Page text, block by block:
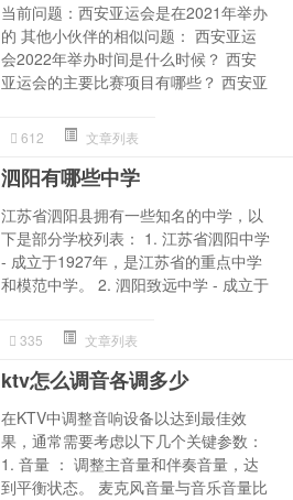
当前问题：西安亚运会是在2021年举办
的 其他小伙伴的相似问题： 西安亚运
会2022年举办时间是什么时候？ 西安
亚运会的主要比赛项目有哪些？ 西安亚
612 文章列表
泗阳有哪些中学
江苏省泗阳县拥有一些知名的中学，以
下是部分学校列表： 1. 江苏省泗阳中学
- 成立于1927年，是江苏省的重点中学
和模范中学。 2. 泗阳致远中学 - 成立于
335 文章列表
ktv怎么调音各调多少
在KTV中调整音响设备以达到最佳效
果，通常需要考虑以下几个关键参数：
1. 音量 ： 调整主音量和伴奏音量，达
到平衡状态。 麦克风音量与音乐音量比